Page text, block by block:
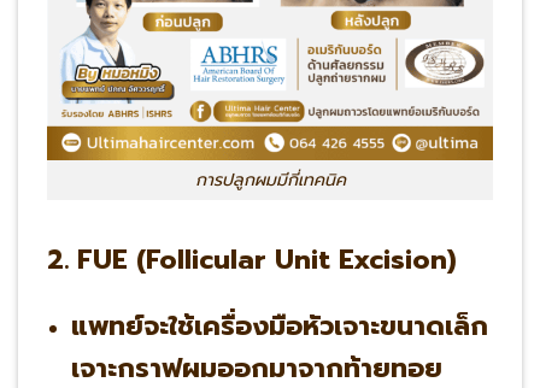
การปลูกผมมีกี่เทคนิค
2. FUE (Follicular Unit Excision)
แพทย์จะใช้เครื่องมือหัวเจาะขนาดเล็ก
เจาะกราฟผมออกมาจากท้ายทอย